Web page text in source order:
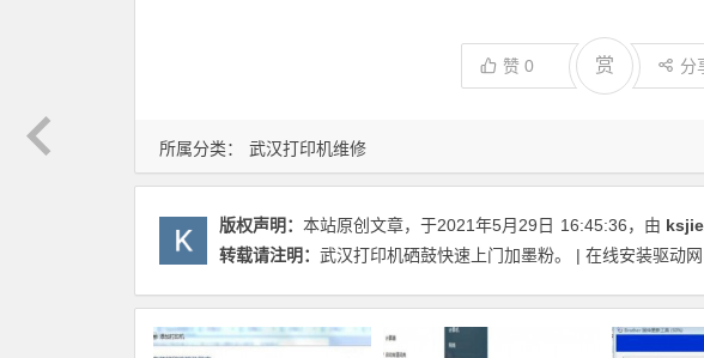
所属分类： 武汉打印机维修
赞 0 赏 分
版权声明： 本站原创文章，于2021年5月29日 16:45:36，由
转载请注明： 武汉打印机硒鼓快速上门加墨粉。 | 在线安装驱动网